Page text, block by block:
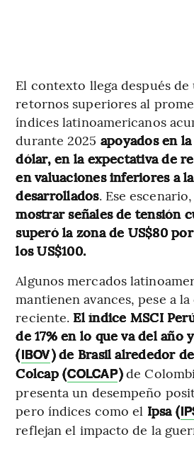
El contexto llega después
retornos superiores al
índices latinoamericanos
durante 2025 apoyados en
dólar, en la expectativa de
en valuaciones inferiores a
desarrollados. Ese
mostrar señales de tensión
superó la zona de US$80
los US$100.
Algunos mercados
mantienen avances, pese a
reciente. El índice MSCI
de 17% en lo que va del año
(IBOV) de Brasil alrededor
Colcap (COLCAP)de
presenta un desempeño
pero índices como el Ipsa (
reflejan el impacto de la